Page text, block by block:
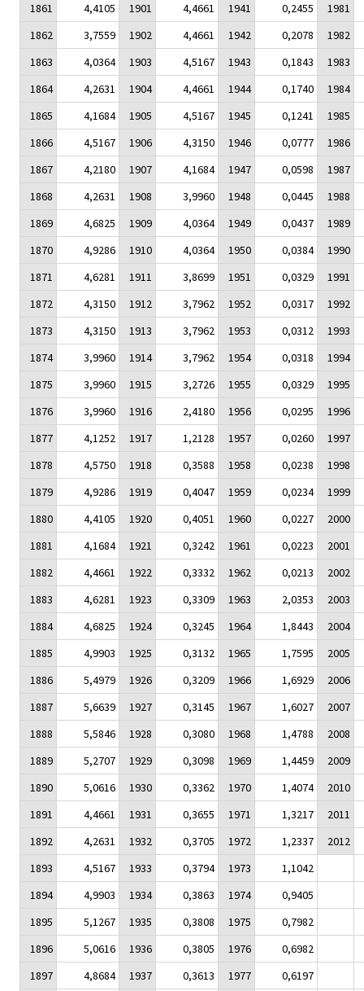
1861
4,4105 1901 4,4661 1941 0,2455
1981
1862
3,7559 1902 4,4661 1942 0,2078
1982
1863
4,0364 1903 4,5167 1943 0,1843
1983
1864
4,2631 1904 4,4661 1944 0,1740
1984
1865
4,1684 1905 4,5167 1945 0,1241
1985
1866
4,5167 1906 4,3150 1946 0,0777
1986
1867
4,2180 1907 4,1684 1947 0,0598
1987
1868
4,2631 1908 3,9960 1948 0,0445
1988
1869
4,6825 1909 4,0364 1949 0,0437
1989
1870
4,9286 1910 4,0364 1950 0,0384
1990
1871
4,6281 1911 3,8699 1951 0,0329
1991
1872
4,3150 1912 3,7962 1952 0,0317
1992
1873
4,3150 1913 3,7962 1953 0,0312
1993
1874
3,9960 1914 3,7962 1954 0,0318
1994
1875
3,9960 1915 3,2726 1955 0,0329
1995
1876
3,9960 1916 2,4180 1956 0,0295
1996
1877
4,1252 1917 1,2128 1957 0,0260
1997
1878
4,5750 1918 0,3588 1958 0,0238
1998
1879
4,9286 1919 0,4047 1959 0,0234
1999
1880
4,4105 1920 0,4051 1960 0,0227
2000
1881
4,1684 1921 0,3242 1961 0,0223
2001
1882
4,4661 1922 0,3332 1962 0,0213
2002
1883
4,6281 1923 0,3309 1963 2,0353
2003
1884
4,6825 1924 0,3245 1964 1,8443
2004
1885
4,9903 1925 0,3132 1965 1,7595
2005
1886
5,4979 1926 0,3209 1966 1,6929
2006
1887
5,6639 1927 0,3145 1967 1,6027
2007
1888
5,5846 1928 0,3080 1968 1,4788
2008
1889
5,2707 1929 0,3098 1969 1,4459
2009
1890
5,0616 1930 0,3362 1970 1,4074
2010
1891
4,4661 1931 0,3655 1971 1,3217
2011
1892
4,2631 1932 0,3705 1972 1,2337
2012
1893
4,5167 1933 0,3794 1973
1,1042
1894
4,9903 1934 0,3863 1974
0,9405
1895
5,1267 1935 0,3808 1975
0,7982
1896
5,0616 1936 0,3805 1976
0,6982
1897
4,8684 1937 0,3613 1977 0,6197